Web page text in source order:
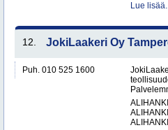
Lue
12. JokiLaakeri Oy
Puh. 010 525 1600